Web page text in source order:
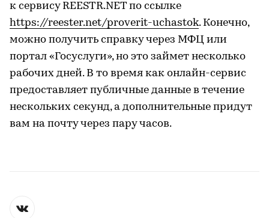
к сервису REESTR.NET по ссылке
https://reester.net/proverit-uchastok. Конечно,
можно получить справку через МФЦ или
портал «Госуслуги», но это займет несколько
рабочих дней. В то время как онлайн-сервис
предоставляет публичные данные в течение
нескольких секунд, а дополнительные придут
вам на почту через пару часов.